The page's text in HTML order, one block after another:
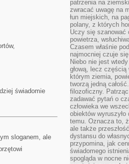
świadomie
sloganem, ale
patrzenia na
zwracać uwagę na
łun miejskich, na
polany, z których
Uczy się szanować
powietrza,
Czasem właśnie
najmocniej czuje
Niebo nie jest
głową, lecz
którym ziemia,
tworzą jedną
filozoficzny.
zadawać pytań o
człowieka we
obiektów
temu. Oznacza to,
ale także
dystansu do
przypomina, jak
świadomego
spogląda w nocne